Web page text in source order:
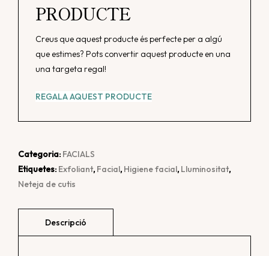
PRODUCTE
Creus que aquest producte és perfecte per a algú
que estimes? Pots convertir aquest producte en una
una targeta regal!
REGALA AQUEST PRODUCTE
Categoria: FACIALS
Etiquetes: Exfoliant, Facial, Higiene facial, Lluminositat,
Neteja de cutis